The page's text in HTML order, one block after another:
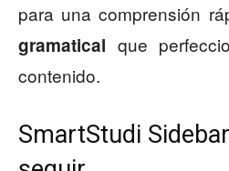
para una comprensión
gramatical que
contenido.
SmartStudi